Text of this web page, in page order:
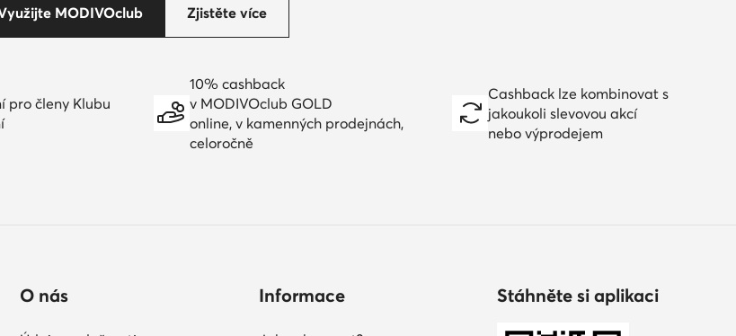
MODIVOclub Zjistěte více
pro členy Klubu
10% cashback
v MODIVOclub GOLD
online, v kamenných prodejnách,
celoročně
Cashback lze kombinovat s
jakoukoli slevovou akcí
nebo výprodejem
O nás Informace Stáhněte si aplikaci